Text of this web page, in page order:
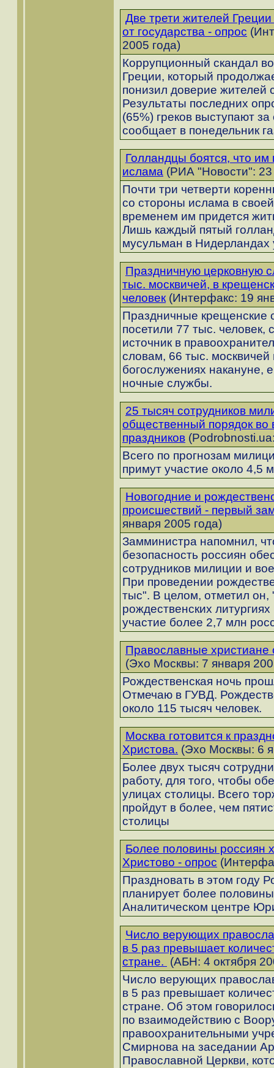
Две трети жителей
от государства - опрос
2005 года)
Коррупционный скандал
Греции, который
понизил доверие жителей
Результаты последних
(65%) греков выступают
сообщает в понедельник
Голландцы боятся, что им
ислама (РИА "Новости": 23
Почти три четверти
со стороны ислама в
временем им придется
Лишь каждый пятый
мусульман в Нидерландах
Праздничную церковную
тыс. москвичей, в
человек(Интерфакс: 19
Праздничные крещенские
посетили 77 тыс.
источник в
словам, 66 тыс.
богослужениях накануне,
ночные службы.
25 тысяч сотрудников
общественный порядок во
праздников
Всего по прогнозам
примут участие около 4,5
Новогодние и
происшествий - первый
января 2005 года)
Замминистра напомнил,
безопасность россиян
сотрудников милиции и
При проведении
тыс". В целом, отметил он,
рождественских
участие более 2,7 млн
Православные христиане
(Эхо Москвы: 7 января
Рождественская ночь
Отмечаю в ГУВД.
около 115 тысяч человек.
Москва готовится к
Христова. (Эхо Москвы: 6
Более двух тысяч
работу, для того, чтобы
улицах столицы. Всего
пройдут в более, чем
столицы
Более половины россиян
Христово - опрос
Праздновать в этом году
планирует более
Аналитическом центре
Число верующих
в 5 раз превышает
стране. (АБН: 4 октября
Число верующих
в 5 раз превышает
стране. Об этом
по взаимодействию с
правоохранительными
Смирнова на заседании
Православной Церкви,